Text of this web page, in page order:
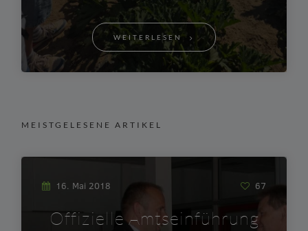
WEITERLESEN
MEISTGELESENE ARTIKEL
16. Mai 2018 67
Offizielle Amtseinführung